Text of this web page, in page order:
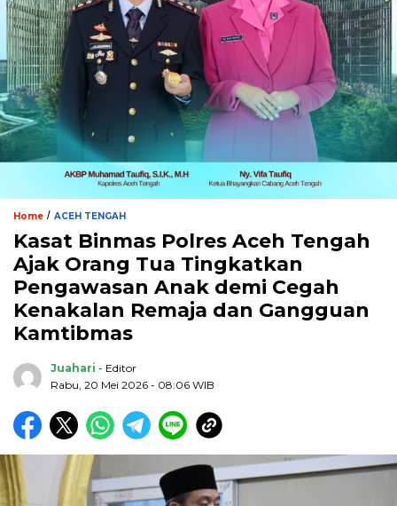
Home / ACEH TENGAH
Kasat Binmas Polres Aceh Tengah
Ajak Orang Tua Tingkatkan
Pengawasan Anak demi Cegah
Kenakalan Remaja dan Gangguan
Kamtibmas
Juahari - Editor
Rabu, 20 Mei 2026 - 08:06 WIB